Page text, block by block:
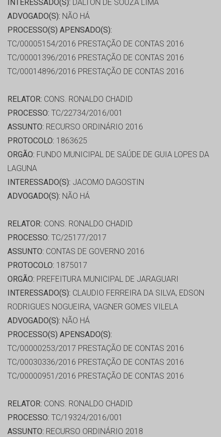
INTERESSADO(S): DALTON DE SOUZA LIMA
ADVOGADO(S): NÃO HÁ
PROCESSO(S) APENSADO(S):
TC/00005154/2016 PRESTAÇÃO DE CONTAS 2016
TC/00001396/2016 PRESTAÇÃO DE CONTAS 2016
TC/00014896/2016 PRESTAÇÃO DE CONTAS 2016
RELATOR: CONS. RONALDO CHADID
PROCESSO: TC/22734/2016/001
ASSUNTO: RECURSO ORDINÁRIO 2016
PROTOCOLO: 1863625
ORGÃO: FUNDO MUNICIPAL DE SAÚDE DE GUIA LOPES DA
LAGUNA
INTERESSADO(S): JACOMO DAGOSTIN
ADVOGADO(S): NÃO HÁ
RELATOR: CONS. RONALDO CHADID
PROCESSO: TC/25177/2017
ASSUNTO: CONTAS DE GOVERNO 2016
PROTOCOLO: 1875017
ORGÃO: PREFEITURA MUNICIPAL DE JARAGUARI
INTERESSADO(S): CLAUDIO FERREIRA DA SILVA, EDSON
RODRIGUES NOGUEIRA, VAGNER GOMES VILELA
ADVOGADO(S): NÃO HÁ
PROCESSO(S) APENSADO(S):
TC/00000253/2017 PRESTAÇÃO DE CONTAS 2016
TC/00030336/2016 PRESTAÇÃO DE CONTAS 2016
TC/00000951/2016 PRESTAÇÃO DE CONTAS 2016
RELATOR: CONS. RONALDO CHADID
PROCESSO: TC/19324/2016/001
ASSUNTO: RECURSO ORDINÁRIO 2018